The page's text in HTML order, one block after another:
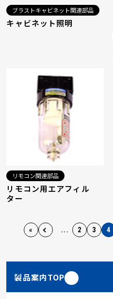
ブラストキャビネット関連部品
キャビネット照明
リモコン関連部品
リモコン用エアフィル
ター
« ... 2 3 4
製品案内TOP